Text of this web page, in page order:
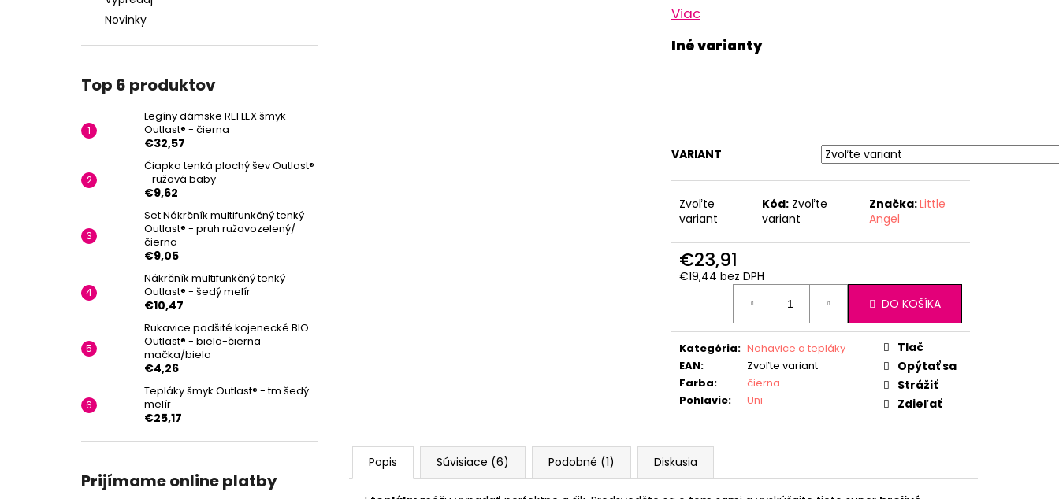
Novinky
Top 6 produktov
Legíny dámske REFLEX šmyk
Outlast® - čierna
€32,57
Čiapka tenká plochý šev Outlast®
- ružová baby
€9,62
Set Nákrčník multifunkčný tenký
Outlast® - pruh ružovozelený/
čierna
€9,05
Nákrčník multifunkčný tenký
Outlast® - šedý melír
€10,47
Rukavice podšité kojenecké BIO
Outlast® - biela-čierna
mačka/biela
€4,26
Tepláky šmyk Outlast® - tm.šedý
melír
€25,17
Prijímame online platby
Viac
VARIANT
Zvoľte
variant
Kód: Zvoľte
variant
Značka:Little
Angel
€23,91
€19,44 bez DPH
DO KOŠÍKA
Kategória: Nohavice a tepláky
EAN:
Zvoľte variant
Farba:
čierna
Pohlavie: Uni
Tlač
Opýtať sa
Strážiť
Zdieľať
Popis Súvisiace (6) Podobné (1) Diskusia